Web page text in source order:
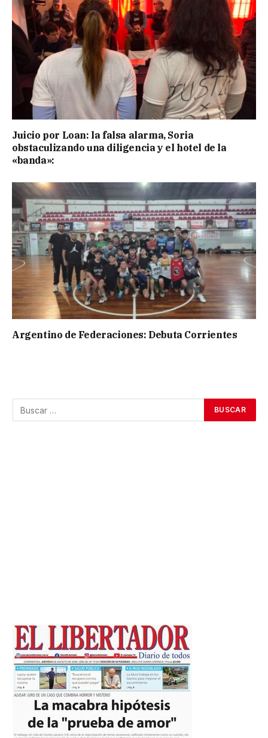
Juicio por Loan: la falsa alarma, Soria
obstaculizando una diligencia y el hotel de la
«banda»:
Argentino de Federaciones: Debuta Corrientes